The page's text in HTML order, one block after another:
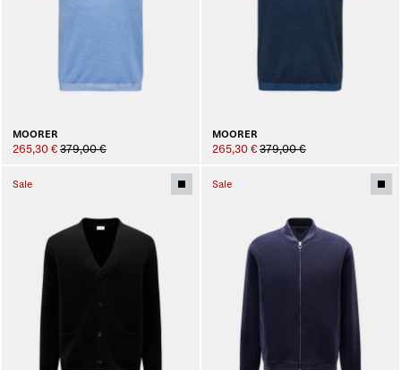
MOORER
265,30 € 379,00 €
MOORER
265,30 € 379,00 €
Sale Sale